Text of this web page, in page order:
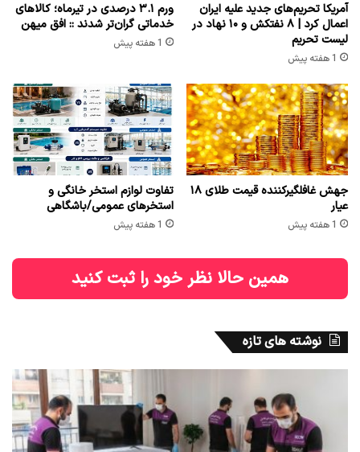
آمریکا تحریم‌های جدید علیه ایران
اعمال کرد | ۸ نفتکش و ۱۰ نهاد در
لیست تحریم
1 هفته پیش
ورم ۳.۱ درصدی در تیرماه؛ کالاهای
خدماتی گران‌تر شدند :: افق میهن
1 هفته پیش
جهش غافلگیرکننده قیمت طلای ۱۸
عیار
1 هفته پیش
تفاوت لوازم استخر خانگی و
استخرهای عمومی/باشگاهی
1 هفته پیش
همین حالا نظر خود را ثبت کنید
نوشته های تازه